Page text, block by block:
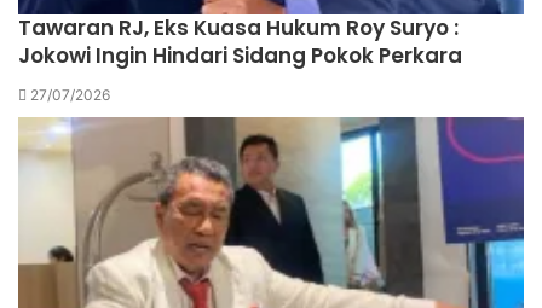
Tawaran RJ, Eks Kuasa Hukum Roy Suryo :
Jokowi Ingin Hindari Sidang Pokok Perkara
27/07/2026